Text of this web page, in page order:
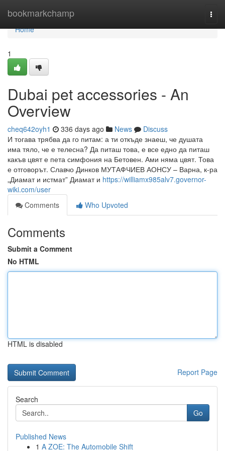
bookmarkchamp
Home
Home
1
Dubai pet accessories - An
Overview
cheq642oyh1 336 days ago News
Discuss
И тогава трябва да го питам: а ти откъде знаеш, че душата
има тяло, че е телесна? Да питаш това, е все едно да питаш
какъв цвят е пета симфония на Бетовен. Ами няма цвят. Това
е отговорът. Славчо Динков МУТАФЧИЕВ АОНСУ – Варна, к-ра
„Диамат и истмат” Диамат и https://williamx985alv7.governor-
wiki.com/user
Comments
Who Upvoted
Comments
Submit a Comment
No HTML
HTML is disabled
Report Page
Search
Go
Published News
1 A ZOE: The Automobile Shift